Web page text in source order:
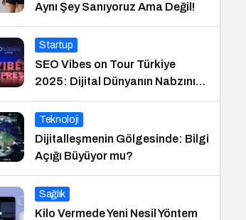
Aynı Şey Sanıyoruz Ama Değil!
Startup
SEO Vibes on Tour Türkiye
2025: Dijital Dünyanın Nabzını
Tutan Etkinlik
Teknoloji
Dijitalleşmenin Gölgesinde: Bilgi
Açığı Büyüyor mu?
Sağlık
Kilo Vermede Yeni Nesil Yöntem